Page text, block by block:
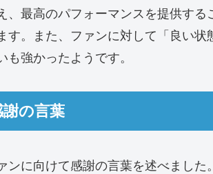
最高のパフォーマンスを提供する
す。また、ファンに対して「良い状
強かったようです。
の言葉
に向けて感謝の言葉を述べました